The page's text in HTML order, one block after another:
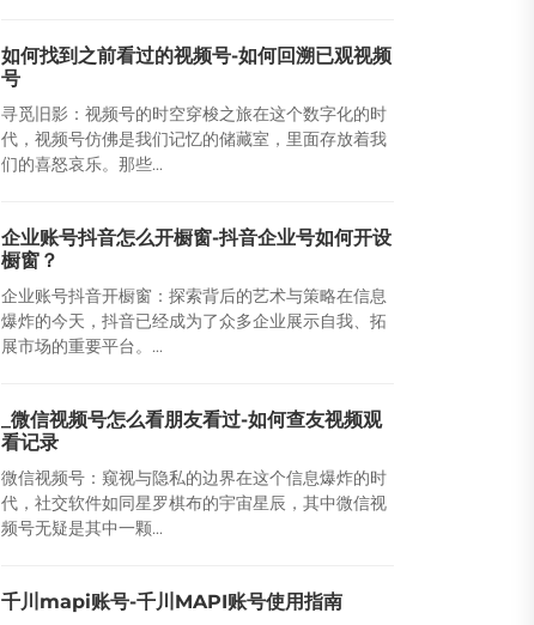
如何找到之前看过的视频号-如何回溯已观视频
号
寻觅旧影：视频号的时空穿梭之旅在这个数字化的时
代，视频号仿佛是我们记忆的储藏室，里面存放着我
们的喜怒哀乐。那些...
企业账号抖音怎么开橱窗-抖音企业号如何开设
橱窗？
企业账号抖音开橱窗：探索背后的艺术与策略在信息
爆炸的今天，抖音已经成为了众多企业展示自我、拓
展市场的重要平台。...
_微信视频号怎么看朋友看过-如何查友视频观
看记录
微信视频号：窥视与隐私的边界在这个信息爆炸的时
代，社交软件如同星罗棋布的宇宙星辰，其中微信视
频号无疑是其中一颗...
千川mapi账号-千川MAPI账号使用指南